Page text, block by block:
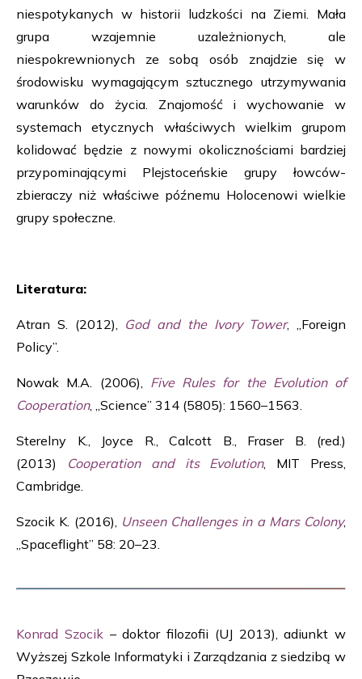
niespotykanych w historii ludzkości na Ziemi. Mała
grupa wzajemnie uzależnionych, ale
niespokrewnionych ze sobą osób znajdzie się w
środowisku wymagającym sztucznego utrzymywania
warunków do życia. Znajomość i wychowanie w
systemach etycznych właściwych wielkim grupom
kolidować będzie z nowymi okolicznościami bardziej
przypominającymi Plejstoceńskie grupy łowców-
zbieraczy niż właściwe późnemu Holocenowi wielkie
grupy społeczne.
Literatura:
Atran S. (2012), God and the Ivory Tower, „Foreign
Policy”.
Nowak M.A. (2006), Five Rules for the Evolution of
Cooperation, „Science” 314 (5805): 1560–1563.
Sterelny K., Joyce R., Calcott B., Fraser B. (red.)
(2013)
Cooperation and its Evolution, MIT Press,
Cambridge.
Szocik K. (2016), Unseen Challenges in a Mars Colony,
„Spaceflight” 58: 20–23.
Konrad Szocik– doktor filozofii (UJ 2013), adiunkt w
Wyższej Szkole Informatyki i Zarządzania z siedzibą w